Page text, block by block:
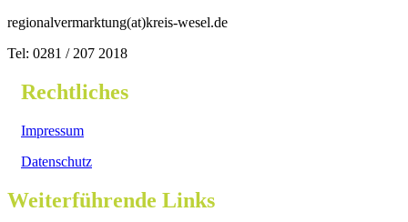
regionalvermarktung(at)kreis-wesel.de
Tel: 0281 / 207 2018
Rechtliches
Impressum
Datenschutz
Weiterführende Links